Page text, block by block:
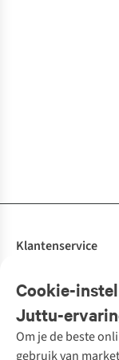
Cookie-
Juttu-
Om je de beste
gebruik van
Klantenservice
Bestellen
Betalen
10%
Onze diensten
Tweedehands -
Kledingatelier
Juttu